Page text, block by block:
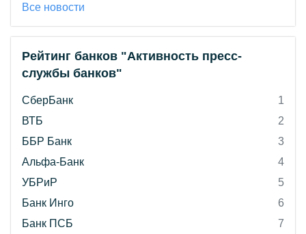
Все новости
Рейтинг банков "Активность пресс-
службы банков"
СберБанк
1
ВТБ
2
ББР Банк
3
Альфа-Банк
4
УБРиР
5
Банк Инго
6
Банк ПСБ
7